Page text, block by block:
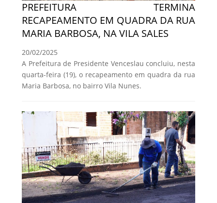
PREFEITURA TERMINA
RECAPEAMENTO EM QUADRA DA RUA
MARIA BARBOSA, NA VILA SALES
20/02/2025
A Prefeitura de Presidente Venceslau concluiu, nesta
quarta-feira (19), o recapeamento em quadra da rua
Maria Barbosa, no bairro Vila Nunes.